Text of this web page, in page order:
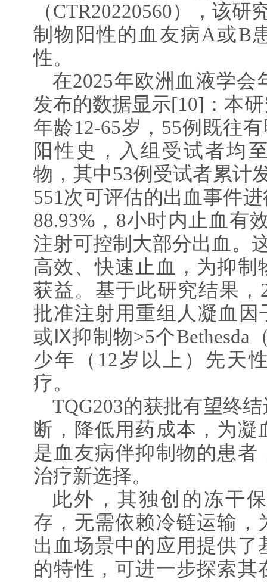
（CTR20220560），该
制物阳性的血友病A或B
性。
在2025年欧洲血液学
发布的数据显示[10]：本
年龄12-65岁，55例既往
阳性史，入组受试者均
物，其中53例受试者累计
551次可评估的出血事件
88.93%，8小时内止血有
注射可控制大部分出血。
高效、快速止血，为抑制
获益。基于此研究结果，
批准注射用重组人凝血
或Ⅸ抑制物>5个Bethesda
少年（12岁以上）先天
疗。
TQG203的获批有望终
断，降低用药成本，为
是血友病伴抑制物的患者
治疗新选择。
此外，其独创的冻干
存，无需依赖冷链运输，
出血场景中的应用提供了
的特性，可进一步探索其